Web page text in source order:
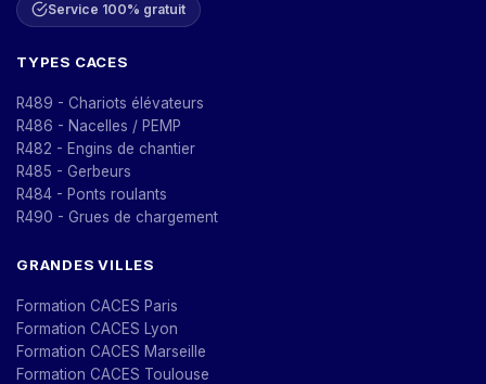
Service 100% gratuit
TYPES CACES
R489 - Chariots élévateurs
R486 - Nacelles / PEMP
R482 - Engins de chantier
R485 - Gerbeurs
R484 - Ponts roulants
R490 - Grues de chargement
GRANDES VILLES
Formation CACES Paris
Formation CACES Lyon
Formation CACES Marseille
Formation CACES Toulouse